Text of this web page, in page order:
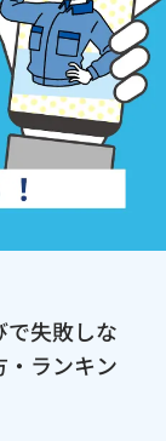
で失敗しな
ランキン